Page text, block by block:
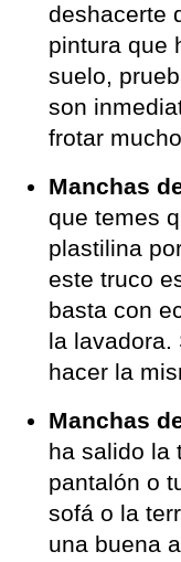
deshacerte
pintura que
suelo,
son
frotar
Manchas
que temes
plastilina
este truco
basta con
la lavadora.
hacer la
Manchas
ha salido la
pantalón o
sofá o la
una buena